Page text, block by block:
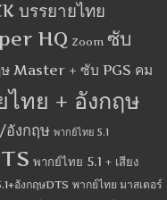
บรรยายไทย
HQ Zoom ซับ
Master + ซับ PGS คม
ไทย + อังกฤษ
อังกฤษ พากย์ไทย 5.1
พากย์ไทย 5.1 + เสียง
อังกฤษDTS พากย์ไทย มาสเตอร์